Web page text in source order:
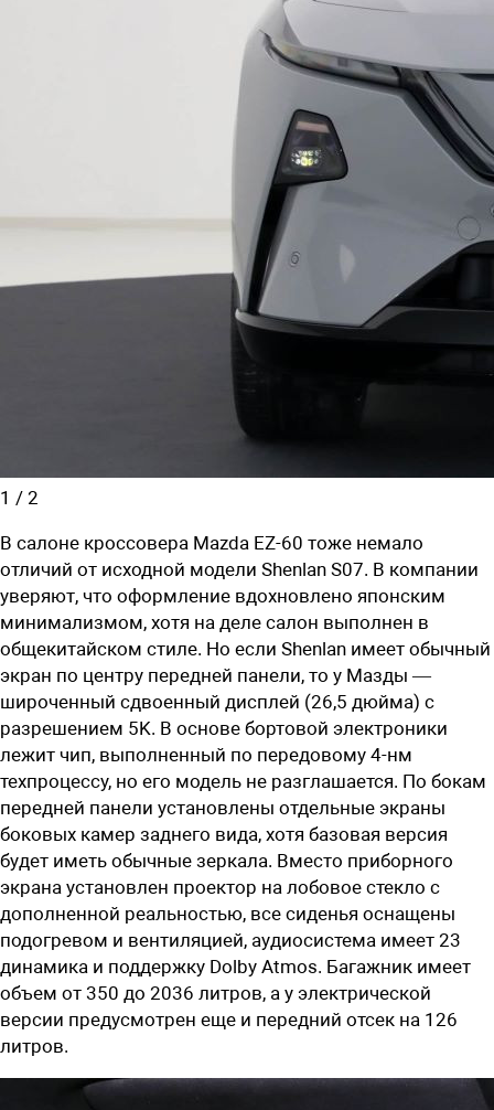
1 / 2
В салоне кроссовера Mazda EZ-60 тоже немало
отличий от исходной модели Shenlan S07. В компании
уверяют, что оформление вдохновлено японским
минимализмом, хотя на деле салон выполнен в
общекитайском стиле. Но если Shenlan имеет обычный
экран по центру передней панели, то у Мазды —
широченный сдвоенный дисплей (26,5 дюйма) с
разрешением 5K. В основе бортовой электроники
лежит чип, выполненный по передовому 4-нм
техпроцессу, но его модель не разглашается. По бокам
передней панели установлены отдельные экраны
боковых камер заднего вида, хотя базовая версия
будет иметь обычные зеркала. Вместо приборного
экрана установлен проектор на лобовое стекло с
дополненной реальностью, все сиденья оснащены
подогревом и вентиляцией, аудиосистема имеет 23
динамика и поддержку Dolby Atmos. Багажник имеет
объем от 350 до 2036 литров, а у электрической
версии предусмотрен еще и передний отсек на 126
литров.